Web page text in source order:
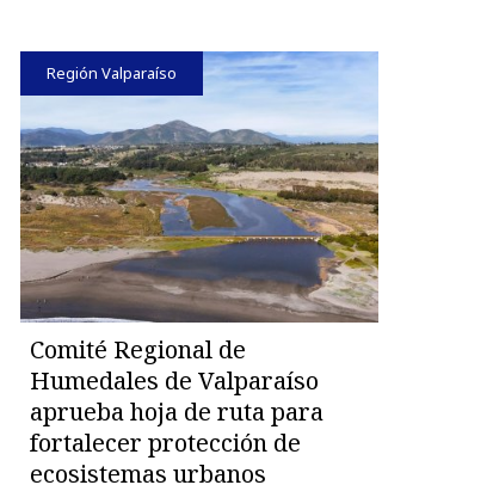
Región Valparaíso
Comité Regional de
Humedales de Valparaíso
aprueba hoja de ruta para
fortalecer protección de
ecosistemas urbanos